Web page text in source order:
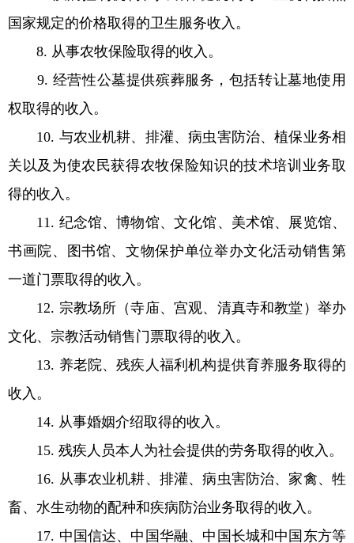
国家规定的价格取得的卫生服务收入。
8. 从事农牧保险取得的收入。
9. 经营性公墓提供殡葬服务，包括转让墓地使用
权取得的收入。
10. 与农业机耕、排灌、病虫害防治、植保业务相
关以及为使农民获得农牧保险知识的技术培训业务取
得的收入。
11. 纪念馆、博物馆、文化馆、美术馆、展览馆、
书画院、图书馆、文物保护单位举办文化活动销售第
一道门票取得的收入。
12. 宗教场所（寺庙、宫观、清真寺和教堂）举办
文化、宗教活动销售门票取得的收入。
13. 养老院、残疾人福利机构提供育养服务取得的
收入。
14. 从事婚姻介绍取得的收入。
15. 残疾人员本人为社会提供的劳务取得的收入。
16. 从事农业机耕、排灌、病虫害防治、家禽、牲
畜、水生动物的配种和疾病防治业务取得的收入。
17. 中国信达、中国华融、中国长城和中国东方等